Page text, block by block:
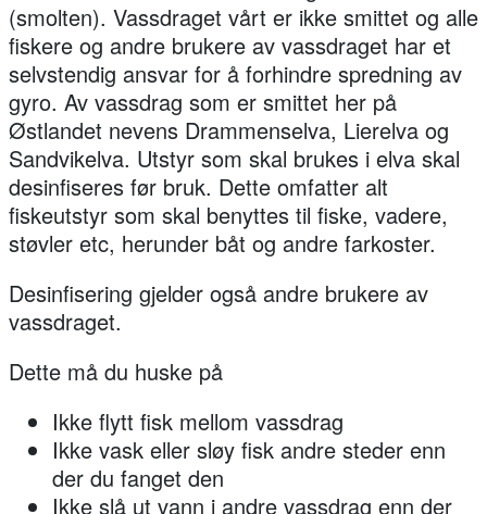
(smolten). Vassdraget vårt er ikke smittet og alle
fiskere og andre brukere av vassdraget har et
selvstendig ansvar for å forhindre spredning av
gyro. Av vassdrag som er smittet her på
Østlandet nevens Drammenselva, Lierelva og
Sandvikelva. Utstyr som skal brukes i elva skal
desinfiseres før bruk. Dette omfatter alt
fiskeutstyr som skal benyttes til fiske, vadere,
støvler etc, herunder båt og andre farkoster.
Desinfisering gjelder også andre brukere av
vassdraget.
Dette må du huske på
Ikke flytt fisk mellom vassdrag
Ikke vask eller sløy fisk andre steder enn
der du fanget den
Ikke slå ut vann i andre vassdrag enn der